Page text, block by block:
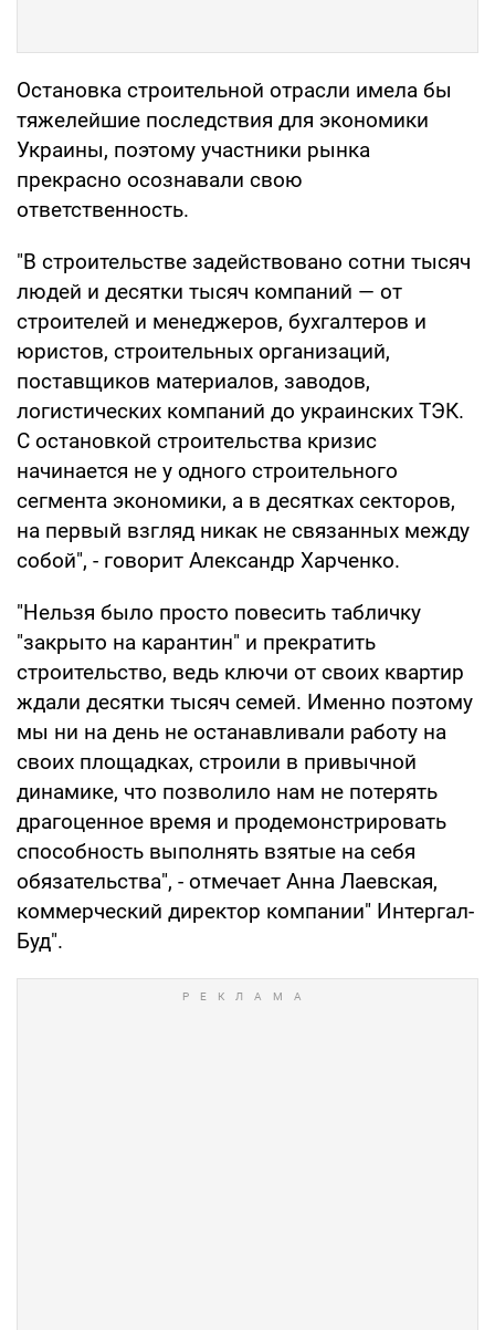
Остановка строительной отрасли имела бы
тяжелейшие последствия для экономики
Украины, поэтому участники рынка
прекрасно осознавали свою
ответственность.
"В строительстве задействовано сотни тысяч
людей и десятки тысяч компаний — от
строителей и менеджеров, бухгалтеров и
юристов, строительных организаций,
поставщиков материалов, заводов,
логистических компаний до украинских ТЭК.
С остановкой строительства кризис
начинается не у одного строительного
сегмента экономики, а в десятках секторов,
на первый взгляд никак не связанных между
собой", - говорит Александр Харченко.
"Нельзя было просто повесить табличку
"закрыто на карантин" и прекратить
строительство, ведь ключи от своих квартир
ждали десятки тысяч семей. Именно поэтому
мы ни на день не останавливали работу на
своих площадках, строили в привычной
динамике, что позволило нам не потерять
драгоценное время и продемонстрировать
способность выполнять взятые на себя
обязательства", - отмечает Анна Лаевская,
коммерческий директор компании" Интергал-
Буд".